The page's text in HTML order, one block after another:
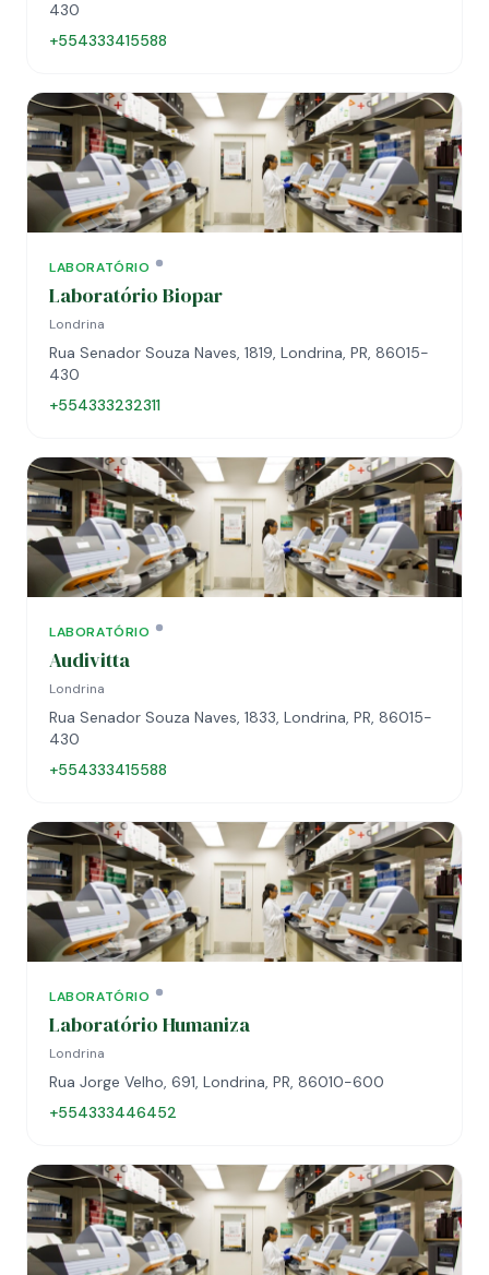
430
+554333415588
LABORATÓRIO
Laboratório Biopar
Londrina
Rua Senador Souza Naves, 1819, Londrina, PR, 86015-
430
+554333232311
LABORATÓRIO
Audivitta
Londrina
Rua Senador Souza Naves, 1833, Londrina, PR, 86015-
430
+554333415588
LABORATÓRIO
Laboratório Humaniza
Londrina
Rua Jorge Velho, 691, Londrina, PR, 86010-600
+554333446452